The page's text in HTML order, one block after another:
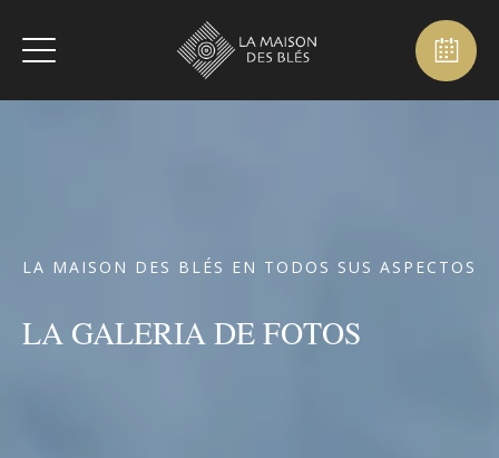
LA MAISON DES BLÉS EN TODOS SUS ASPECTOS
LA GALERIA DE FOTOS